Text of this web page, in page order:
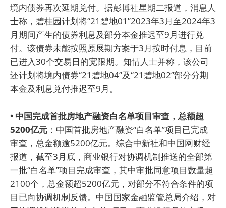
境内债券再次延期兑付。据彭博社星期二报道，消息人
士称，碧桂园计划将“21碧地01”2023年3月至2024年3
月期间产生的债券利息及部分本金推迟至9月进行兑
付。该债券未能按照原展期方案于3月按时付息，目前
已进入30个交易日的宽限期。知情人士并称，该公司
还计划将境内债券“21碧地04”及“21碧地02”部分分期
本金及利息兑付推迟至9月。
• 中国完成首批房地产融资白名单项目审查，总额超
5200亿元 ：中国首批房地产融资“白名单”项目已完成
审查，总金额逾5200亿元。综合中新社和中国网财经
报道，截至3月底，商业银行对协调机制推送的全部第
一批“白名单”项目完成审查，其中审批同意项目数量超
2100个，总金额超5200亿元，对部分不符合条件的项
目已向协调机制反馈。中国国家金融监管总局介绍，对